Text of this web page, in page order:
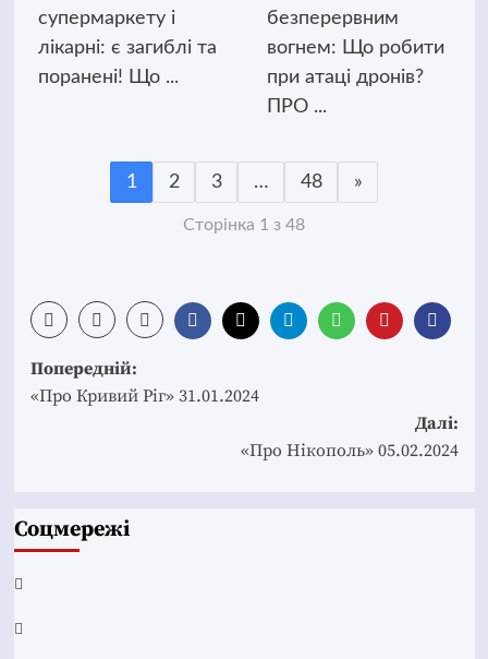
супермаркету і
лікарні: є загиблі та
поранені! Що ...
безперервним
вогнем: Що робити
при атаці дронів?
ПРО ...
1 2 3 … 48 »
Сторінка 1 з 48
Post
navigation
Попередній:
«Про Кривий Ріг» 31.01.2024
Далі:
«Про Нікополь» 05.02.2024
Соцмережі
Facebook
YouTube